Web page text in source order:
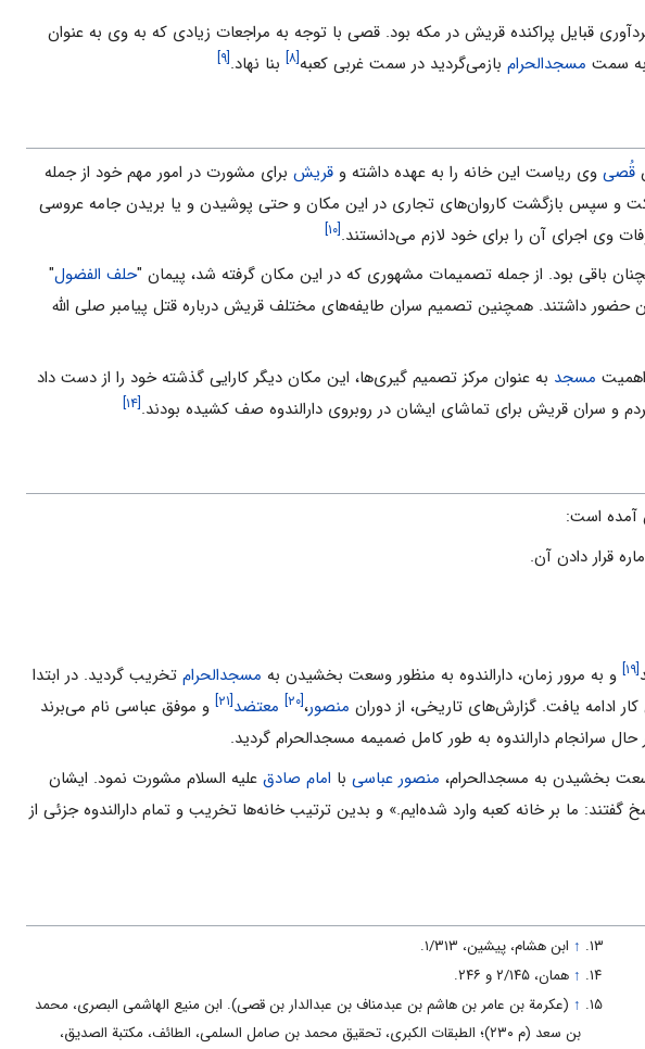
قبایل پراکنده قریش در مکه بود. قصی با توجه به مراجعات زیادی که به وی به عنوان
به سمت مسجدالحرام بازمی‌گردید در سمت غربی کعبه[۸] بنا نهاد.[۹]
قُصی وی ریاست این خانه را به عهده داشته و قریش برای مشورت در امور مهم خود از جمله
و سپس بازگشت کاروان‌های تجاری در این مکان و حتی پوشیدن و یا بریدن جامه عروسی
اجرای آن را برای خود لازم می‌دانستند.[۱۰]
باقی بود. از جمله تصمیمات مشهوری که در این مکان گرفته شد، پیمان "حلف الفضول"
آن حضور داشتند. همچنین تصمیم سران طایفه‌های مختلف قریش درباره قتل پیامبر صلی الله
مسجد به عنوان مرکز تصمیم گیری‌ها، این مکان دیگر کارایی گذشته خود را از دست داد
و سران قریش برای تماشای ایشان در روبروی دارالندوه صف کشیده بودند.[۱۴]
آمده است:
قرار دادن آن.
[۱۹] و به مرور زمان، دارالندوه به منظور وسعت بخشیدن به مسجدالحرام تخریب ‌گردید. در ابتدا
ادامه یافت. گزارش‌های تاریخی، از دوران منصور،[۲۰] معتضد[۲۱]
و موفق عباسی نام می‌برند
سرانجام دارالندوه به طور کامل ضمیمه مسجدالحرام گردید.
بخشیدن به مسجدالحرام، منصور عباسی با امام صادق علیه السلام مشورت نمود. ایشان
گفتند: ما بر خانه کعبه وارد شده‌ایم.» و بدین ترتیب خانه‌ها تخریب و تمام دارالندوه جزئی از
↑ ابن هشام، پیشین، ۱/۳۱۳.
↑ همان، ۲/۱۴۵ و ۲۴۶.
↑ (عکرمة بن عامر بن هاشم بن عبدمناف بن عبدالدار بن قصی). ابن منیع الهاشمی البصری، محمد
بن سعد (م ۲۳۰)؛ الطبقات الکبرى، تحقیق محمد بن صامل السلمى، الطائف، مکتبة الصدیق،